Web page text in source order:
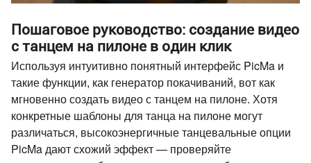
Пошаговое руководство: создание видео
с танцем на пилоне в один клик
Используя интуитивно понятный интерфейс PicMa и
такие функции, как генератор покачиваний, вот как
мгновенно создать видео с танцем на пилоне. Хотя
конкретные шаблоны для танца на пилоне могут
различаться, высокоэнергичные танцевальные опции
PicMa дают схожий эффект — проверяйте